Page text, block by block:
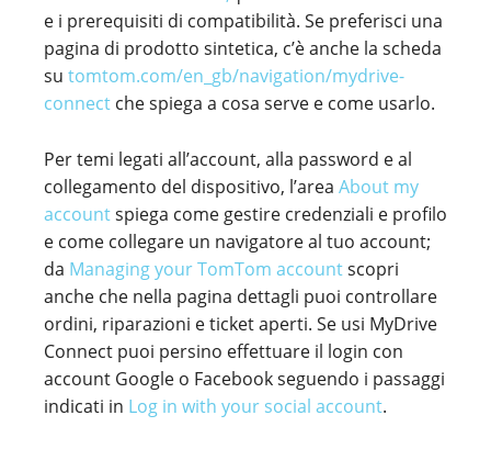
e i prerequisiti di compatibilità. Se preferisci una
pagina di prodotto sintetica, c’è anche la scheda
su tomtom.com/en_gb/navigation/mydrive-
connect che spiega a cosa serve e come usarlo.
Per temi legati all’account, alla password e al
collegamento del dispositivo, l’area About my
accountspiega come gestire credenziali e profilo
e come collegare un navigatore al tuo account;
da Managing your TomTom accountscopri
anche che nella pagina dettagli puoi controllare
ordini, riparazioni e ticket aperti. Se usi MyDrive
Connect puoi persino effettuare il login con
account Google o Facebook seguendo i passaggi
indicati in Log in with your social account.